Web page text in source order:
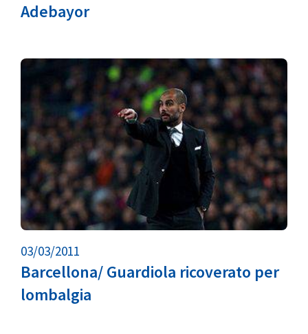
Adebayor
03/03/2011
Barcellona/ Guardiola ricoverato per
lombalgia